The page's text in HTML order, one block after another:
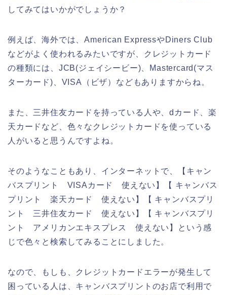
してみてはいかがでしょうか？
例えば、海外では、American ExpressやDiners Club
などがよく使われるみたいですが、クレジットカード
の種類には、JCB(ジェイシービー)、Mastercard(マス
ターカード)、VISA（ビザ）などもありますからね。
また、三井住友カードを持っている人や、dカード、楽
天カードなど、色々なクレジットカードを使っている
人がいると思うんですよね。
そのようなこともあり、インターネットで、【キャン
バスプリント VISAカード 使えない】【 キャンバス
プリント 楽天カード 使えない】【 キャンバスプリ
ント 三井住友カード 使えない】【 キャンバスプリ
ント アメリカンエキスプレス 使えない】という感
じで色々と検索してみることにしました。
なので、もしも、クレジットカードエラーが発生して
困っている人は、キャンバスプリントのお店で利用で